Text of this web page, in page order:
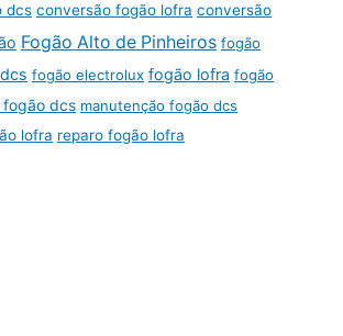
dcs conversão fogão lofra conversão
Fogão Alto de Pinheiros fogão
fogão electrolux fogão lofra fogão
fogão dcs manutenção fogão dcs
lofra reparo fogão lofra